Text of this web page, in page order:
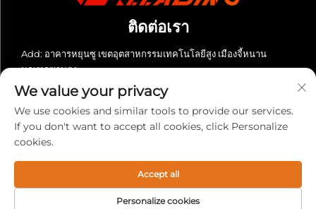
ติดต่อเรา
Add: อาคารหยุนซู เขตอุตสาหกรรมเทคโนโลยีสูง เมืองจี้หนาน
มณฑลซานตง
โทรศัพท์: +86-13280023931
อีเมล:[email protected]
สงวนลิขสิทธิ์ © 2025 บริษัท เลดดิ้ง (ซานตง) อุปกรณ์ซีเอ็นซี จำกัด สงวน
ลิขสิทธิ์ทั้งหมด -นโยบายความเป็นส่วนตัว
We value your privacy
We use cookies and similar tools to provide our services.
If you don't want to accept all cookies, click Personalize
cookies.
Personalize cookies
Accept all